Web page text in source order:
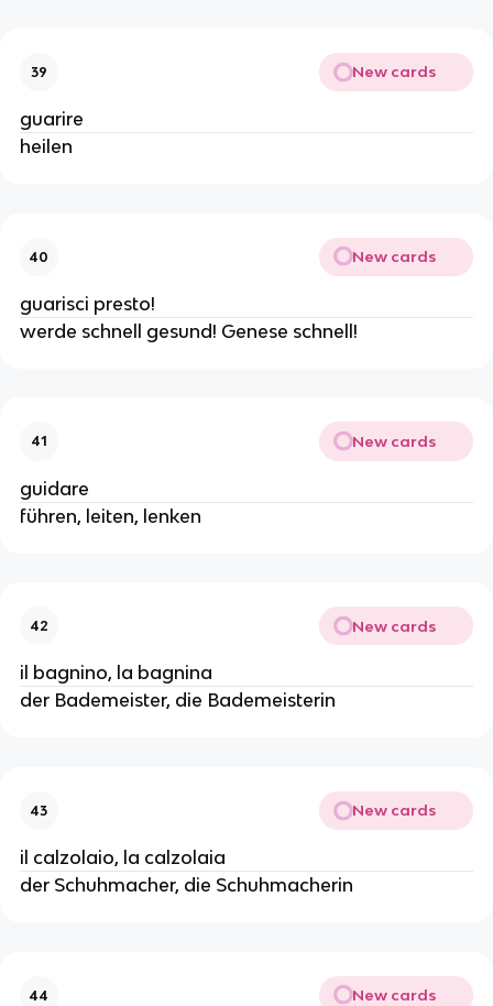
39 New cards
guarire
heilen
40 New cards
guarisci presto!
werde schnell gesund! Genese schnell!
41 New cards
guidare
führen, leiten, lenken
42 New cards
il bagnino, la bagnina
der Bademeister, die Bademeisterin
43 New cards
il calzolaio, la calzolaia
der Schuhmacher, die Schuhmacherin
44 New cards